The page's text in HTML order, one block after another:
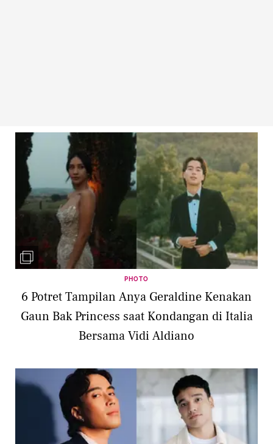
PHOTO
6 Potret Tampilan Anya Geraldine Kenakan
Gaun Bak Princess saat Kondangan di Italia
Bersama Vidi Aldiano